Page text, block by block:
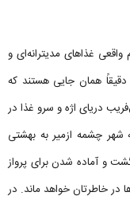
غذاهای مدیترانه‌ای و
همان جایی هستند که
دریای اژه و سرو غذا در
شهر چشمه ازمير به بهشتی
و آماده شدن برای پرواز
در خاطرتان خواهد ماند. در